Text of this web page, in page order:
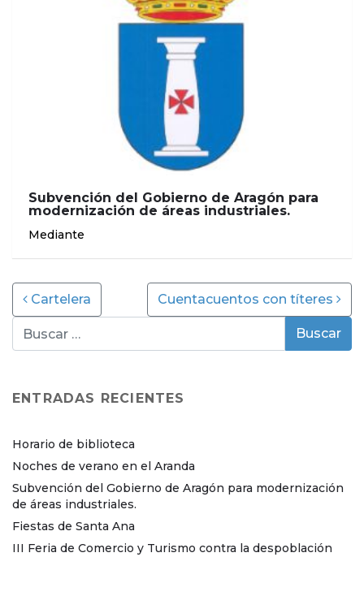
Subvención del Gobierno de Aragón para
modernización de áreas industriales.
Mediante
Post navigation
Cartelera Cuentacuentos con títeres
ENTRADAS RECIENTES
Horario de biblioteca
Noches de verano en el Aranda
Subvención del Gobierno de Aragón para modernización
de áreas industriales.
Fiestas de Santa Ana
III Feria de Comercio y Turismo contra la despoblación